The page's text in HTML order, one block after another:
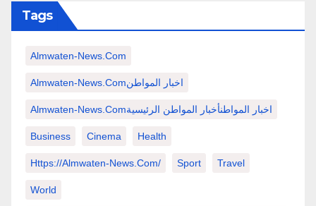
Tags
Almwaten-News.com
Almwaten-News.comاخبار المواطن
Almwaten-News.comاخبار المواطنأخبار المواطن الرئيسية
Business Cinema Health
Https://almwaten-News.com/ Sport Travel
World